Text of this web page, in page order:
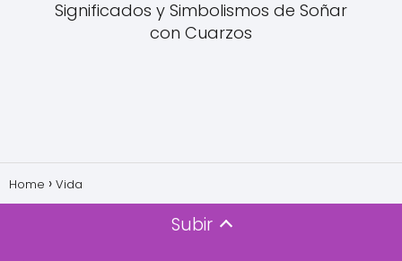
Significados y Simbolismos de Soñar
con Cuarzos
Home Vida
Subir